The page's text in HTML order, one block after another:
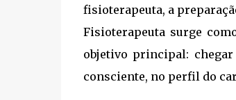
fisioterapeuta, a
Fisioterapeuta surge
objetivo principal:
consciente, no perfil do